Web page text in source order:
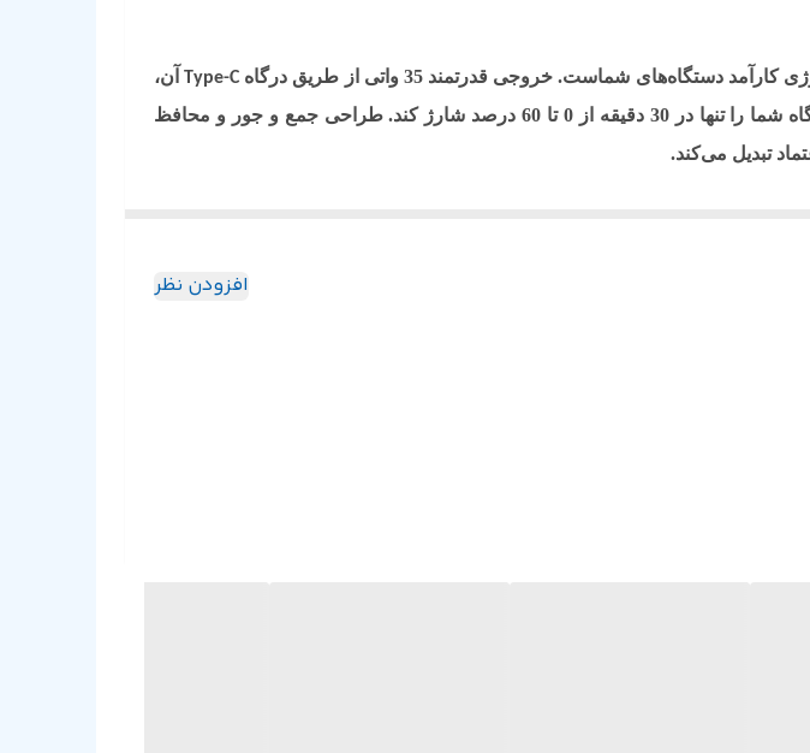
دستگاه‌های شماست. خروجی قدرتمند 35 واتی از طریق درگاه Type-Cآن،
بهبود یافته است، این امکان را فراهم می‌کند که دستگاه شما را تنها در 30 دقیقه از 0 تا 60 درصد شارژ کند. طراحی جمع و جور و محافظ
تبدیل می‌کند.
افزودن نظر